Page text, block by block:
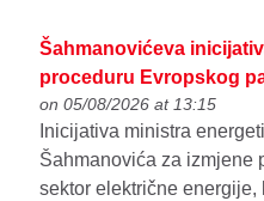
Šahmanovićeva
proceduru Evropskog
on 05/08/2026 at 13:15
Inicijativa ministra
Šahmanovića za izmjene
sektor električne